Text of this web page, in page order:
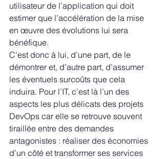
utilisateur de l’application qui doit
estimer que l’accélération de la mise
en œuvre des évolutions lui sera
bénéfique.
C’est donc à lui, d’une part, de le
démontrer et, d’autre part, d’assumer
les éventuels surcoûts que cela
induira. Pour l’IT, c’est là l’un des
aspects les plus délicats des projets
DevOps car elle se retrouve souvent
tiraillée entre des demandes
antagonistes : réaliser des économies
d’un côté et transformer ses services